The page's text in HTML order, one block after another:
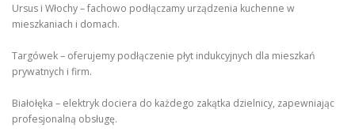
Ursus i Włochy – fachowo podłączamy urządzenia kuchenne w
mieszkaniach i domach.
Targówek – oferujemy podłączenie płyt indukcyjnych dla mieszkań
prywatnych i firm.
Białołęka – elektryk dociera do każdego zakątka dzielnicy, zapewniając
profesjonalną obsługę.